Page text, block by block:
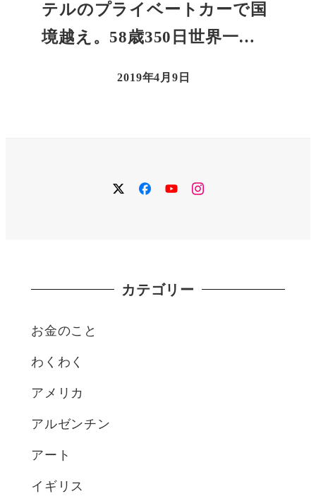
テルのプライベートカーで国
境越え。58歳350日世界一…
2019年4月9日
twitterfacebook
YouTubeinstagram
カテゴリー
お金のこと
わくわく
アメリカ
アルゼンチン
アート
イギリス